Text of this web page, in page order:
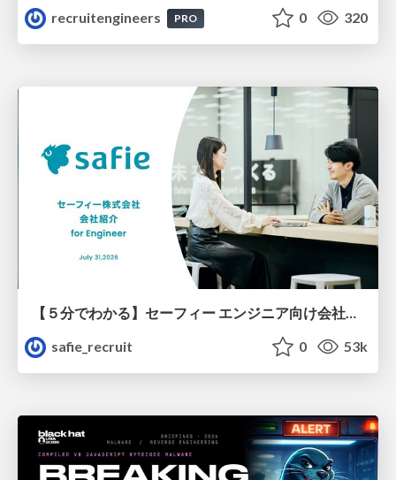
recruitengineers
PRO 0 320
【５分でわかる】セーフィー エンジニア向け会社紹介
safie_recruit
0 53k